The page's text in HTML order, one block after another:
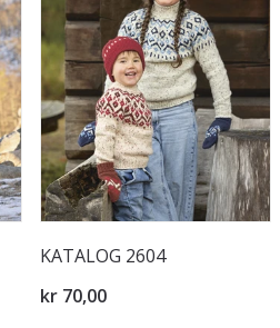
KATALOG 2604
kr 70,00